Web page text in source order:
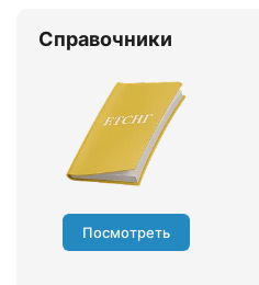
Справочники
Посмотреть